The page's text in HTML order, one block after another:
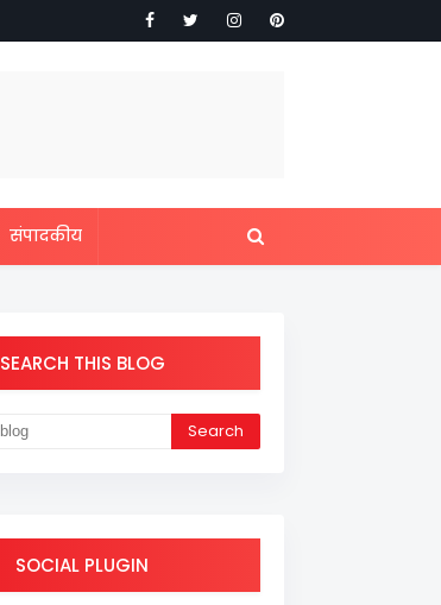
संपादकीय
SEARCH THIS BLOG
SOCIAL PLUGIN